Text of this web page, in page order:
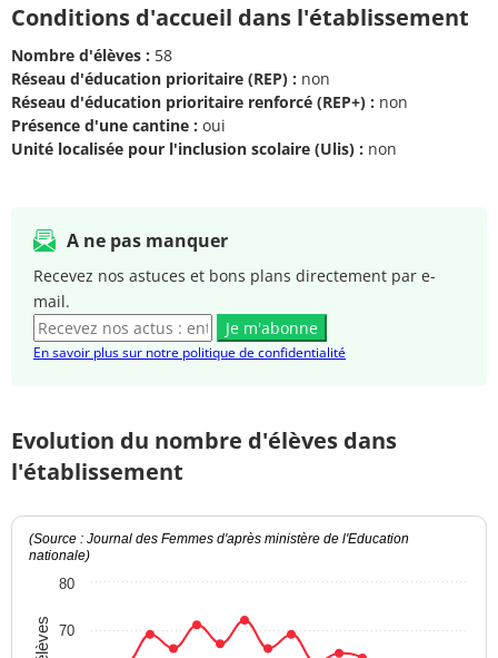
Conditions d'accueil dans l'établissement
Nombre d'élèves : 58
Réseau d'éducation prioritaire (REP) : non
Réseau d'éducation prioritaire renforcé (REP+) : non
Présence d'une cantine : oui
Unité localisée pour l'inclusion scolaire (Ulis) : non
A ne pas manquer
Recevez nos astuces et bons plans directement par e-
mail.
Je m'abonne
En savoir plus sur notre politique de confidentialité
Evolution du nombre d'élèves dans
l'établissement
(Source : Journal des Femmes d'après ministère de l'Education
nationale)
70
80